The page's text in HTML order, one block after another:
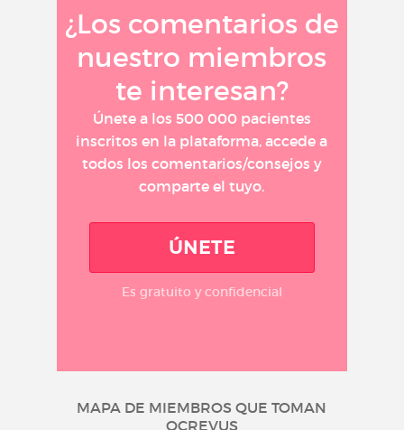
¿Los comentarios de
nuestro miembros
te interesan?
Únete a los 500 000 pacientes
inscritos en la plataforma, accede a
todos los comentarios/consejos y
comparte el tuyo.
ÚNETE
Es gratuito y confidencial
MAPA DE MIEMBROS QUE TOMAN
OCREVUS